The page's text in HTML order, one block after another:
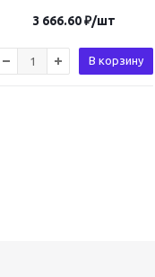
3 666.60₽/шт
В корзину